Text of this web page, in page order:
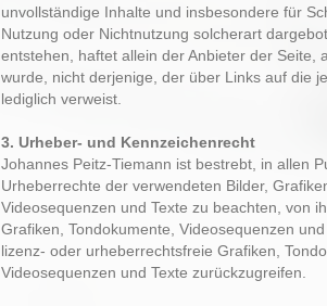
unvollständige Inhalte und insbesondere für
Nutzung oder Nichtnutzung solcherart
entstehen, haftet allein der Anbieter der Seite,
wurde, nicht derjenige, der über Links auf die
lediglich verweist.
3. Urheber- und Kennzeichenrecht
Johannes Peitz-Tiemann ist bestrebt, in allen
Urheberrechte der verwendeten Bilder,
Videosequenzen und Texte zu beachten, von
Grafiken, Tondokumente, Videosequenzen
lizenz- oder urheberrechtsfreie Grafiken,
Videosequenzen und Texte zurückzugreifen.